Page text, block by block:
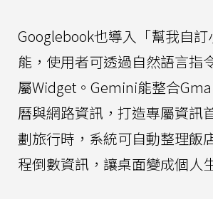
Googlebook也導入「幫我自訂
能，使用者可透過自然語言指
屬Widget。Gemini能整合
曆與網路資訊，打造專屬資訊
劃旅行時，系統可自動整理飯
程倒數資訊，讓桌面變成個人